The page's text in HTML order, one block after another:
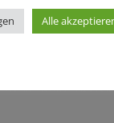
dein altes Passwort,
auf „Aktualisieren“
Alle